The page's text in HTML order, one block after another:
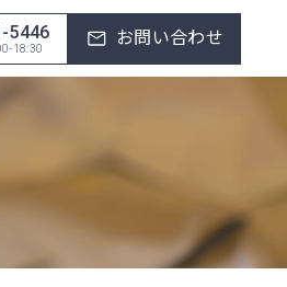
5446
18:30 お問い合わせ